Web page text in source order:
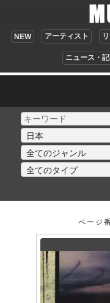
NEW アーティスト
ニュース・
ページ